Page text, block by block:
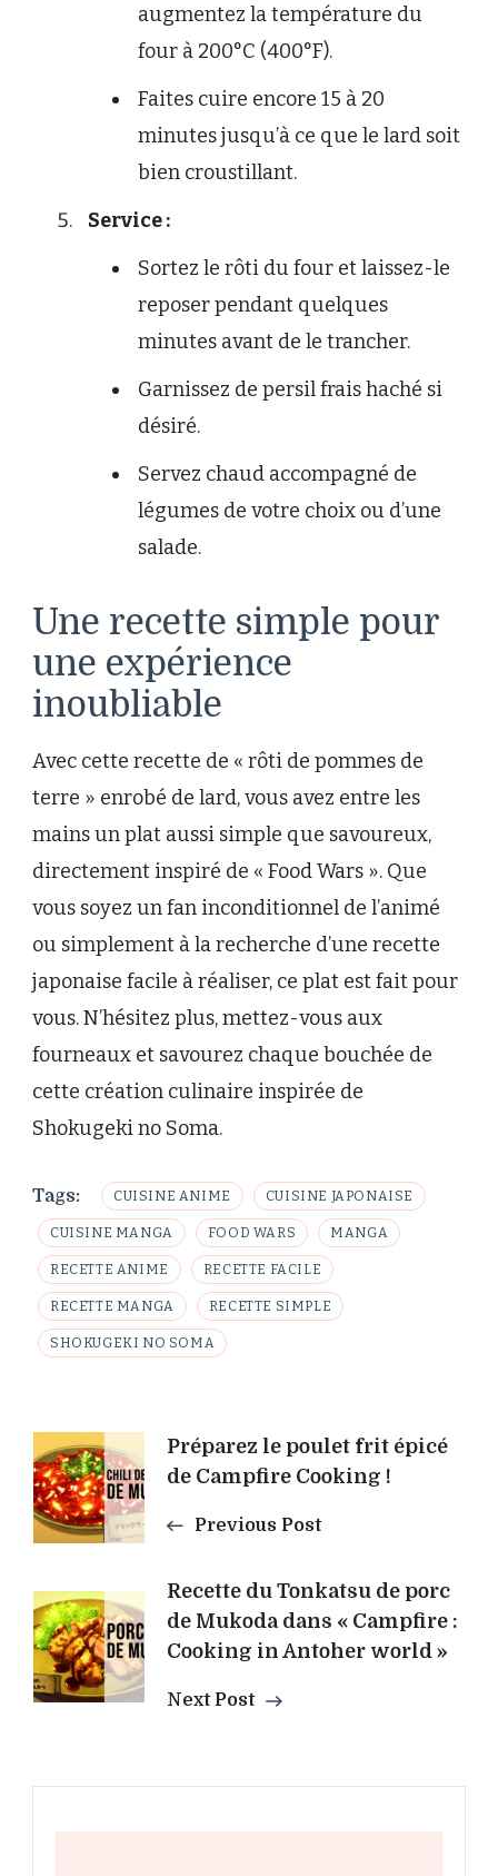
augmentez la température du
four à 200°C (400°F).
Faites cuire encore 15 à 20
minutes jusqu’à ce que le lard soit
bien croustillant.
Service :
Sortez le rôti du four et laissez-le
reposer pendant quelques
minutes avant de le trancher.
Garnissez de persil frais haché si
désiré.
Servez chaud accompagné de
légumes de votre choix ou d’une
salade.
Une recette simple pour
une expérience
inoubliable
Avec cette recette de « rôti de pommes de
terre » enrobé de lard, vous avez entre les
mains un plat aussi simple que savoureux,
directement inspiré de « Food Wars ». Que
vous soyez un fan inconditionnel de l’animé
ou simplement à la recherche d’une recette
japonaise facile à réaliser, ce plat est fait pour
vous. N’hésitez plus, mettez-vous aux
fourneaux et savourez chaque bouchée de
cette création culinaire inspirée de
Shokugeki no Soma.
Tags: CUISINE ANIME CUISINE JAPONAISE
CUISINE MANGA FOOD WARS MANGA
RECETTE ANIME RECETTE FACILE
RECETTE MANGA RECETTE SIMPLE
SHOKUGEKI NO SOMA
Post
Navigation
Préparez le poulet frit épicé
de Campfire Cooking !
Previous Post
Recette du Tonkatsu de porc
de Mukoda dans « Campfire :
Cooking in Antoher world »
Next Post